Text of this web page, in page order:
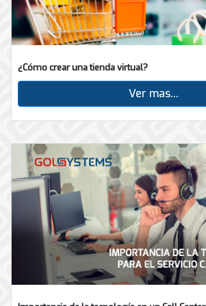
¿Cómo crear una tienda virtual?
Ver mas...